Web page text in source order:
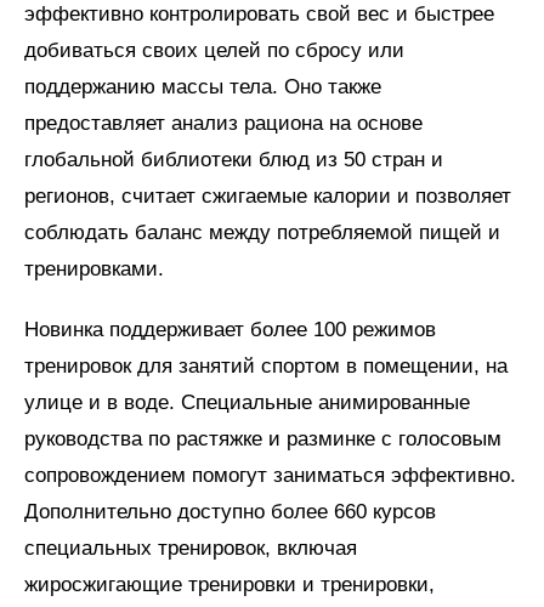
эффективно контролировать свой вес и быстрее
добиваться своих целей по сбросу или
поддержанию массы тела. Оно также
предоставляет анализ рациона на основе
глобальной библиотеки блюд из 50 стран и
регионов, считает сжигаемые калории и позволяет
соблюдать баланс между потребляемой пищей и
тренировками.
Новинка поддерживает более 100 режимов
тренировок для занятий спортом в помещении, на
улице и в воде. Специальные анимированные
руководства по растяжке и разминке с голосовым
сопровождением помогут заниматься эффективно.
Дополнительно доступно более 660 курсов
специальных тренировок, включая
жиросжигающие тренировки и тренировки,